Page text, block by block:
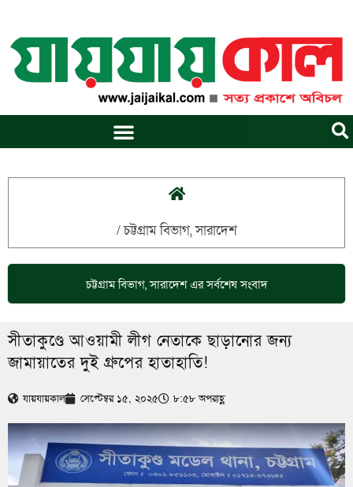
content
/চট্টগ্রাম বিভাগ,সারাদেশ
চট্টগ্রাম বিভাগ,সারাদেশএর সর্বশেষ সংবাদ
সীতাকুণ্ডে আওয়ামী লীগ নেতাকে ছাড়ানোর জন্য
জামায়াতের দুই গ্রুপের হাতাহাতি!
যায়যায়কাল সেপ্টেম্বর ১৫, ২০২৫ ৮:৫৮ অপরাহ্ণ